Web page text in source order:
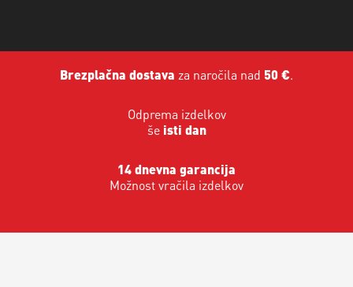
Brezplačna dostava za naročila nad 50 €.
Odprema izdelkov
še isti dan
14 dnevna garancija
Možnost vračila izdelkov